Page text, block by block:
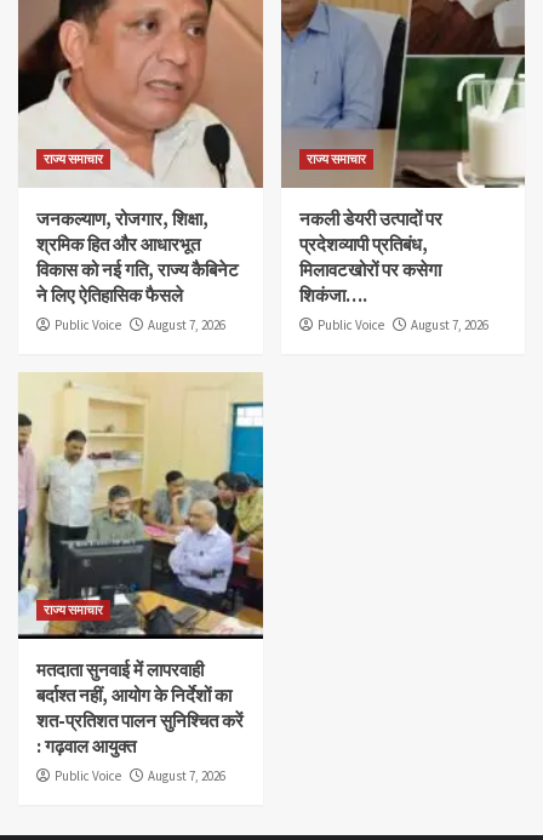
राज्य समाचार
जनकल्याण, रोजगार, शिक्षा,
श्रमिक हित और आधारभूत
विकास को नई गति, राज्य कैबिनेट
ने लिए ऐतिहासिक फैसले
Public Voice August 7, 2026
राज्य समाचार
नकली डेयरी उत्पादों पर
प्रदेशव्यापी प्रतिबंध,
मिलावटखोरों पर कसेगा
शिकंजा….
Public Voice August 7, 2026
राज्य समाचार
मतदाता सुनवाई में लापरवाही
बर्दाश्त नहीं, आयोग के निर्देशों का
शत-प्रतिशत पालन सुनिश्चित करें
: गढ़वाल आयुक्त
Public Voice August 7, 2026